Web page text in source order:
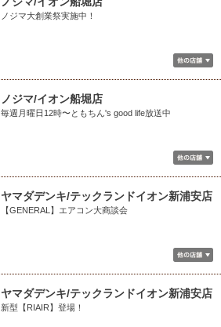
ノジマ大創業祭実施中！
ノジマ/イオン船堀店
毎週月曜日12時〜ともちん's good life放送中
ヤマダデンキ/テックランドイオン新浦安店
【GENERAL】エアコン大商談会
ヤマダデンキ/テックランドイオン新浦安店
新型【RIAIR】登場！